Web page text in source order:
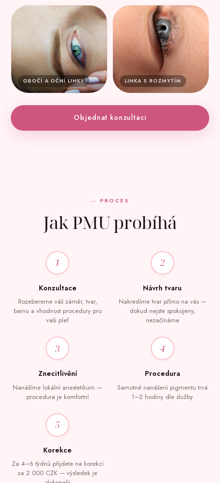
OBOČÍ A OČNÍ LINKY LINKA S ROZMYTÍM
Objednat konzultaci
PROCES
Jak PMU probíhá
1
Konzultace
Rozebereme váš záměr, tvar,
barvu a vhodnost procedury pro
vaši pleť
2
Návrh tvaru
Nakreslíme tvar přímo na vás —
dokud nejste spokojeny,
nezačínáme
3
Znecitlivění
Nanášíme lokální anestetikum —
procedura je komfortní
4
Procedura
Samotné nanášení pigmentu trvá
1–2 hodiny dle služby
5
Korekce
Za 4–6 týdnů přijdete na korekci
za 2 000 CZK — výsledek je